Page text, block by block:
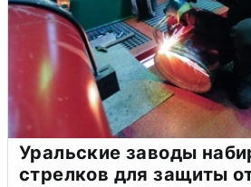
Уральские заводы
стрелков для защиты